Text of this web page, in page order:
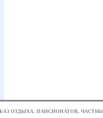
ОТДЫХА, ПАНСИОНАТОВ,